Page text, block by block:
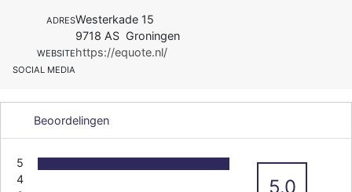
ADRESWesterkade 15
9718 AS Groningen
WEBSITEhttps://equote.nl/
SOCIAL MEDIA
Beoordelingen
5
4
5.0